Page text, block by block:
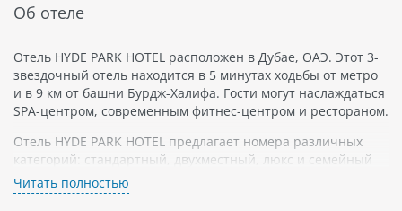
Об отеле
Отель HYDE PARK HOTEL расположен в Дубае, ОАЭ. Этот 3-
звездочный отель находится в 5 минутах ходьбы от метро
и в 9 км от башни Бурдж-Халифа. Гости могут наслаждаться
SPA-центром, современным фитнес-центром и рестораном.
Отель HYDE PARK HOTEL предлагает номера различных
категорий: стандартный, двухместный, люкс и семейный
люкс. Все номера оборудованы кондиционерами,
телевизорами с плоским экраном и спутниковыми
Читать полностью